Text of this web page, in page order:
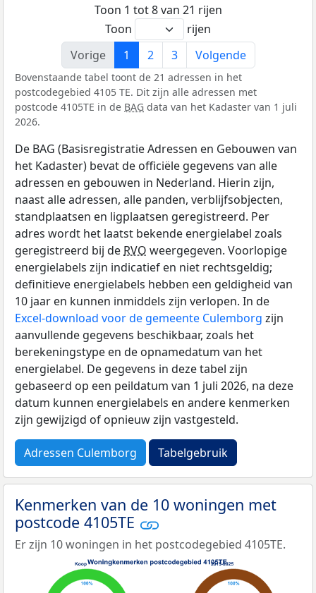
Toon 1 tot 8 van 21 rijen
Toon
rijen
Vorige
1 2 3 Volgende
Bovenstaande tabel toont de 21 adressen in het
postcodegebied 4105 TE. Dit zijn alle adressen met
postcode 4105TE in de BAG data van het Kadaster van 1 juli
2026.
De BAG (Basisregistratie Adressen en Gebouwen van
het Kadaster) bevat de officiële gegevens van alle
adressen en gebouwen in Nederland. Hierin zijn,
naast alle adressen, alle panden, verblijfsobjecten,
standplaatsen en ligplaatsen geregistreerd. Per
adres wordt het laatst bekende energielabel zoals
geregistreerd bij de RVO weergegeven. Voorlopige
energielabels zijn indicatief en niet rechtsgeldig;
definitieve energielabels hebben een geldigheid van
10 jaar en kunnen inmiddels zijn verlopen. In de
Excel-download voor de gemeente Culemborg zijn
aanvullende gegevens beschikbaar, zoals het
berekeningstype en de opnamedatum van het
energielabel. De gegevens in deze tabel zijn
gebaseerd op een peildatum van 1 juli 2026, na deze
datum kunnen energielabels en andere kenmerken
zijn gewijzigd of opnieuw zijn vastgesteld.
Adressen Culemborg Tabelgebruik
Kenmerken van de 10 woningen met
postcode 4105TE
Er zijn 10 woningen in het postcodegebied 4105TE.